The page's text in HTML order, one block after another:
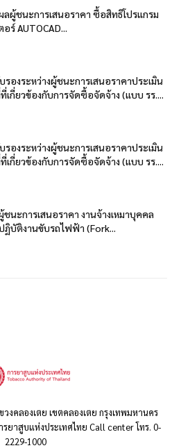
ลผู้ชนะการเสนอราคา ซื้อสิทธิโปรแกรม
ร์ AUTOCAD...
รองระหว่างผู้ชนะการเสนอราคาประเมิน
เกี่ยวข้องกับการจัดซื้อจัดจ้าง (แบบ รร....
รองระหว่างผู้ชนะการเสนอราคาประเมิน
เกี่ยวข้องกับการจัดซื้อจัดจ้าง (แบบ รร....
นะการเสนอราคา งานจ้างเหมาบุคคล
ฏิบัติงานขับรถไฟฟ้า (Fork...
งคลองเตย เขตคลองเตย กรุงเทพมหานคร
ยาสูบแห่งประเทศไทย Call center โทร. 0-
2229-1000